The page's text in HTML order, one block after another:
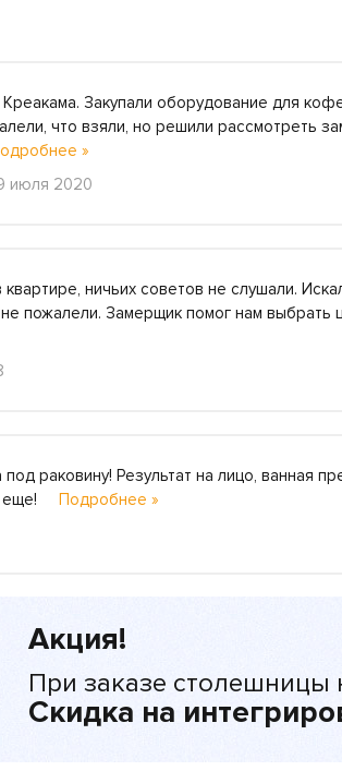
Закупали оборудование для
что взяли, но решили рассмотреть
»
июля 2020
ничьих советов не слушали.
пожалели. Замерщик помог нам выбрать
раковину! Результат на лицо, ванная
еще! Подробнее »
Акция!
При заказе столешницы
Скидка на